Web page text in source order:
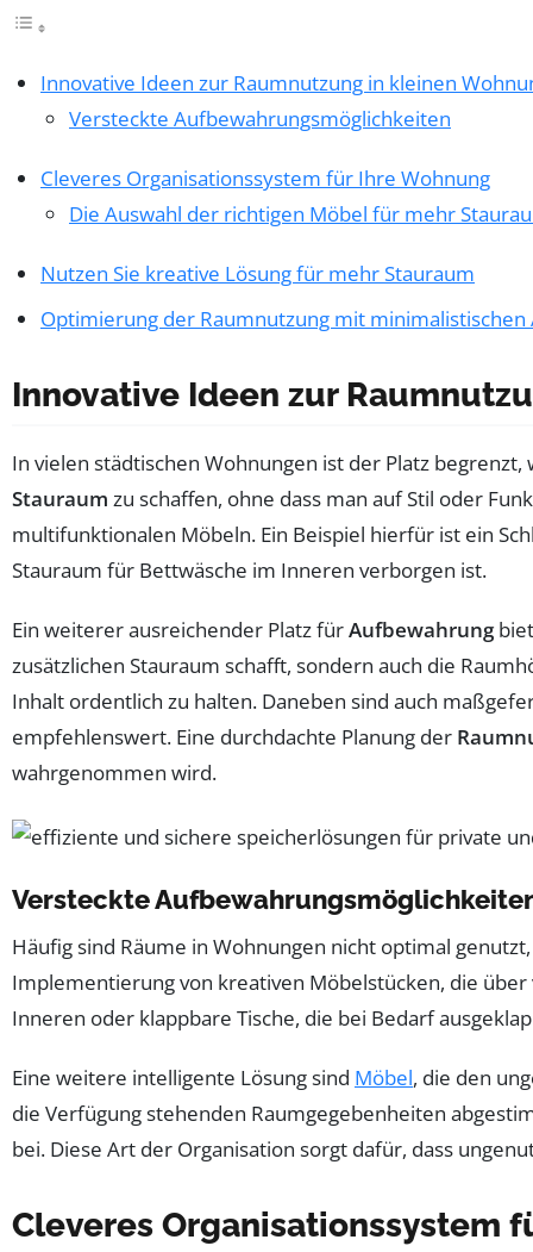
Innovative Ideen zur Raumnutzung in kleinen
Versteckte Aufbewahrungsmöglichkeiten
Cleveres Organisationssystem für Ihre Wohnung
Die Auswahl der richtigen Möbel für mehr
Nutzen Sie kreative Lösung für mehr Stauraum
Optimierung der Raumnutzung mit minimalistischen
Innovative Ideen zur
In vielen städtischen Wohnungen ist der Platz
Stauraum zu schaffen, ohne dass man auf Stil oder
multifunktionalen Möbeln. Ein Beispiel hierfür ist ein
Stauraum für Bettwäsche im Inneren verborgen ist.
Ein weiterer ausreichender Platz fürAufbewahrung
zusätzlichen Stauraum schafft, sondern auch die
Inhalt ordentlich zu halten. Daneben sind auch
empfehlenswert. Eine durchdachte Planung der
wahrgenommen wird.
Versteckte
Häufig sind Räume in Wohnungen nicht optimal
Implementierung von kreativen Möbelstücken, die
Inneren oder klappbare Tische, die bei Bedarf
Eine weitere intelligente Lösung sind Möbel, die den
die Verfügung stehenden Raumgegebenheiten
bei. Diese Art der Organisation sorgt dafür, dass
Cleveres Organisationssystem